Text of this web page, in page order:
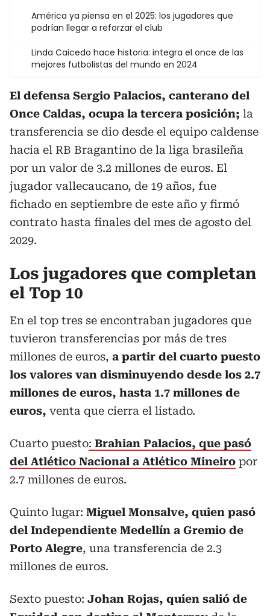
América ya piensa en el 2025: los jugadores que
podrían llegar a reforzar el club
Linda Caicedo hace historia: integra el once de las
mejores futbolistas del mundo en 2024
El defensa Sergio Palacios, canterano del
Once Caldas, ocupa la tercera posición; la
transferencia se dio desde el equipo caldense
hacia el RB Bragantino de la liga brasileña
por un valor de 3.2 millones de euros. El
jugador vallecaucano, de 19 años, fue
fichado en septiembre de este año y firmó
contrato hasta finales del mes de agosto del
2029.
Los jugadores que completan
el Top 10
En el top tres se encontraban jugadores que
tuvieron transferencias por más de tres
millones de euros, a partir del cuarto puesto
los valores van disminuyendo desde los 2.7
millones de euros, hasta 1.7 millones de
euros, venta que cierra el listado.
Cuarto puesto: Brahian Palacios, que pasó
del Atlético Nacional a Atlético Mineiro por
2.7 millones de euros.
Quinto lugar: Miguel Monsalve, quien pasó
del Independiente Medellín a Gremio de
Porto Alegre, una transferencia de 2.3
millones de euros.
Sexto puesto: Johan Rojas, quien salió de